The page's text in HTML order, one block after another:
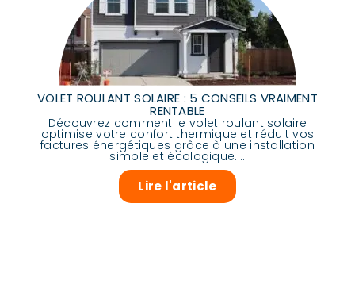
VOLET ROULANT SOLAIRE : 5 CONSEILS VRAIMENT
RENTABLE
Découvrez comment le volet roulant solaire
optimise votre confort thermique et réduit vos
factures énergétiques grâce à une installation
simple et écologique....
Lire l'article